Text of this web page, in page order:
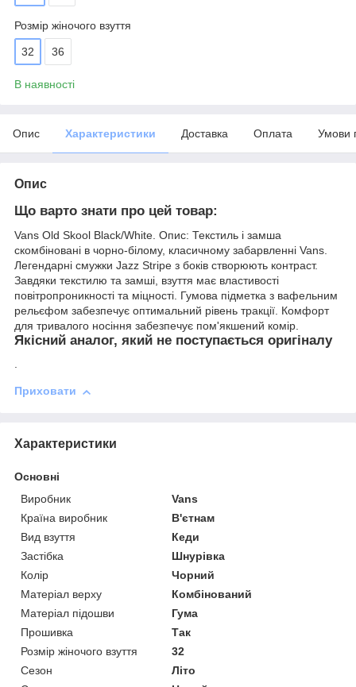
Розмір жіночого взуття
32 36
В наявності
Опис Характеристики Доставка Оплата Умови
Опис
Що варто знати про цей товар:
Vans Old Skool Black/White. Опис: Текстиль і замша
скомбіновані в чорно-білому, класичному забарвленні Vans.
Легендарні смужки Jazz Stripe з боків створюють контраст.
Завдяки текстилю та замші, взуття має властивості
повітропроникності та міцності. Гумова підметка з вафельним
рельєфом забезпечує оптимальний рівень тракції. Комфорт
для тривалого носіння забезпечує пом'якшений комір.
Якісний аналог, який не поступається оригіналу
.
Приховати
Характеристики
Основні
Виробник
Vans
Країна виробник
В'єтнам
Вид взуття
Кеди
Застібка
Шнурівка
Колір
Чорний
Матеріал верху
Комбінований
Матеріал підошви
Гума
Прошивка
Так
Розмір жіночого взуття
32
Сезон
Літо